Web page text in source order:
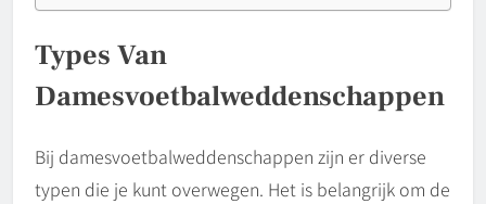
Types Van
Damesvoetbalweddenschappen
Bij damesvoetbalweddenschappen zijn er diverse
typen die je kunt overwegen. Het is belangrijk om de